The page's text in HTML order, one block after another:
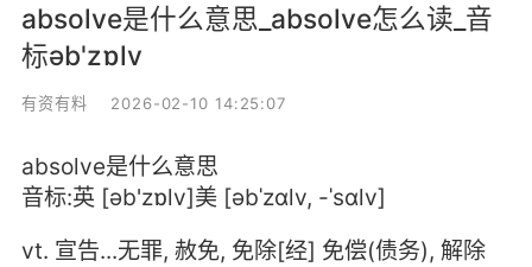
absolve是什么意思_absolve怎么读_音
标əb'zɒlv
有资有料 2026-02-10 14:25:07
absolve是什么意思
音标:英 [əb'zɒlv]美 [əbˈzɑlv, -ˈsɑlv]
vt. 宣告...无罪, 赦免, 免除[经] 免偿(债务), 解除